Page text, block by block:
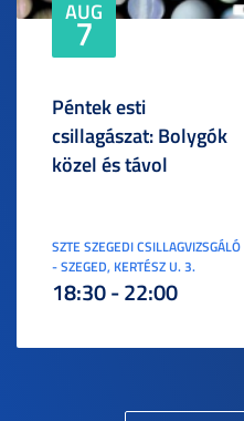
AUG
7
Péntek esti
csillagászat: Bolygók
közel és távol
SZTE SZEGEDI CSILLAGVIZSGÁLÓ
- SZEGED, KERTÉSZ U. 3.
18:30 - 22:00